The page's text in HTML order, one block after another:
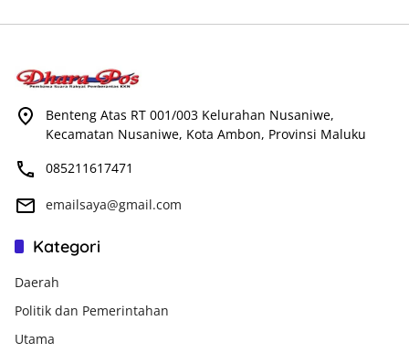
Benteng Atas RT 001/003 Kelurahan Nusaniwe,
Kecamatan Nusaniwe, Kota Ambon, Provinsi Maluku
085211617471
emailsaya@gmail.com
Kategori
Daerah
Politik dan Pemerintahan
Utama